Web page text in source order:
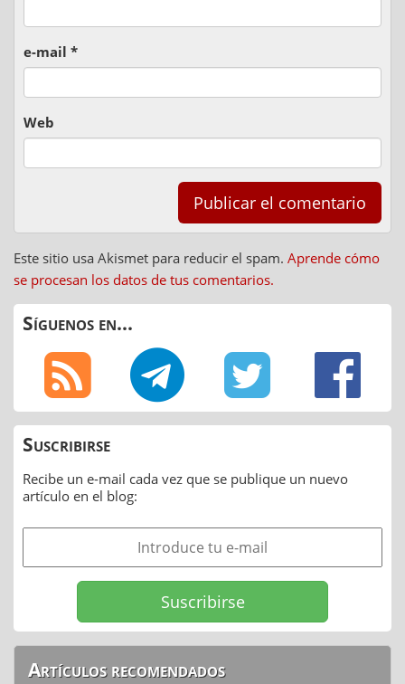
e-mail *
Web
Este sitio usa Akismet para reducir el spam. Aprende cómo
se procesan los datos de tus comentarios.
Síguenos en...
Suscribirse
Recibe un e-mail cada vez que se publique un nuevo
artículo en el blog:
Artículos recomendados